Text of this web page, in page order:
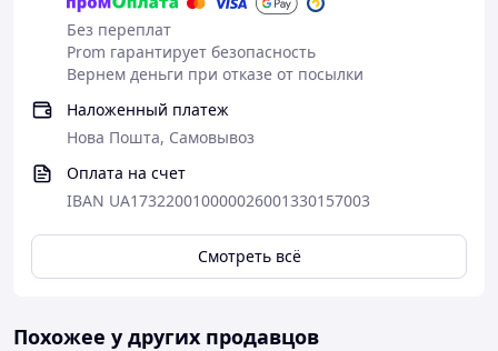
Без переплат
Prom гарантирует безопасность
Вернем деньги при отказе от посылки
Наложенный платеж
Нова Пошта, Самовывоз
Оплата на счет
IBAN UA173220010000026001330157003
Смотреть всё
Похожее у других продавцов